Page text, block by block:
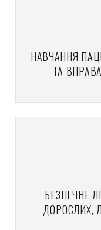
НАВЧАННЯ
ТА
БЕЗПЕЧНЕ
ДОРОСЛИХ,